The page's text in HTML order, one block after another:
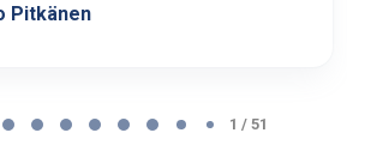
Pitkänen
1 / 51